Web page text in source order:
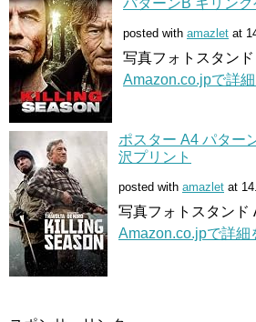
パターンB キリン
posted with amazlet at
写真フォトスタン
Amazon.co.jpで詳
ポスター A4 パター
沢プリント
posted with amazlet at
写真フォトスタンド
Amazon.co.jpで詳細